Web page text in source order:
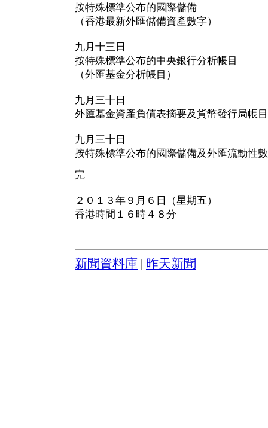
按特殊標準公布的國際儲備
（香港最新外匯儲備資產數字）
九月十三日
按特殊標準公布的中央銀行分析帳目
（外匯基金分析帳目）
九月三十日
外匯基金資產負債表摘要及貨幣發行局帳目
九月三十日
按特殊標準公布的國際儲備及外匯流動性
完
２０１３年９月６日（星期五）
香港時間１６時４８分
新聞資料庫 昨天新聞